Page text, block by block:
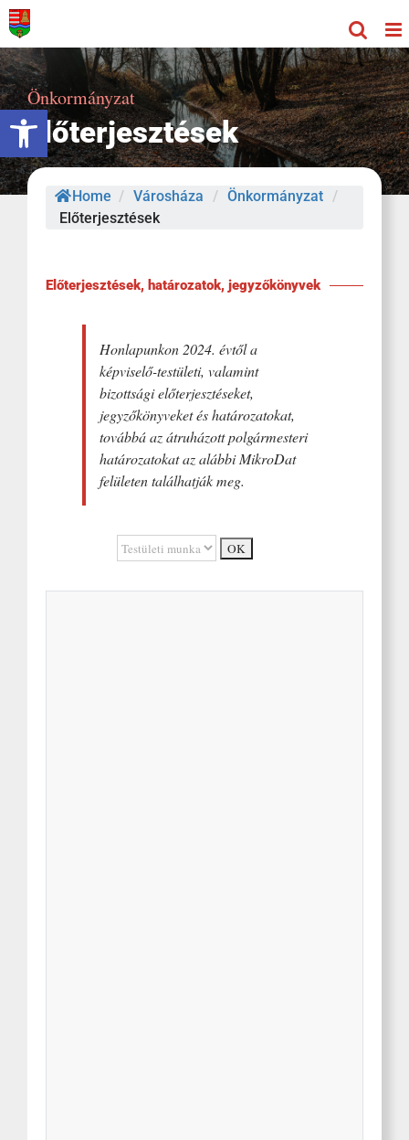
Eszköztár megnyitása
Kihagyás
Önkormányzat
Előterjesztések
Home / Városháza / Önkormányzat /
Előterjesztések
Előterjesztések, határozatok, jegyzőkönyvek
Honlapunkon 2024. évtől a
képviselő-testületi, valamint
bizottsági előterjesztéseket,
jegyzőkönyveket és határozatokat,
továbbá az átruházott polgármesteri
határozatokat az alábbi MikroDat
felületen találhatják meg.